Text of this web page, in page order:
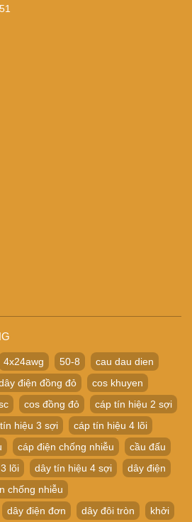
4x24awg 50-8
cau dau dien
điện đồng đỏ
cos khuyen
cos đồng đỏ
cáp tín hiệu 2 sợi
hiệu 3 sợi
cáp tín hiệu 4 lõi
cáp điện chống nhiễu
cầu đấu
lõi dây tín hiệu 4 sợi
dây điện
chống nhiễu
dây điện đơn dây đôi tròn khởi